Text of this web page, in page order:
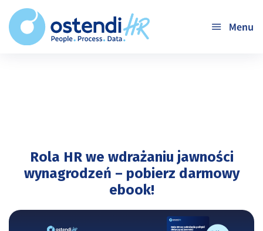
Rola HR we wdrażaniu jawności
wynagrodzeń – pobierz darmowy
ebook!